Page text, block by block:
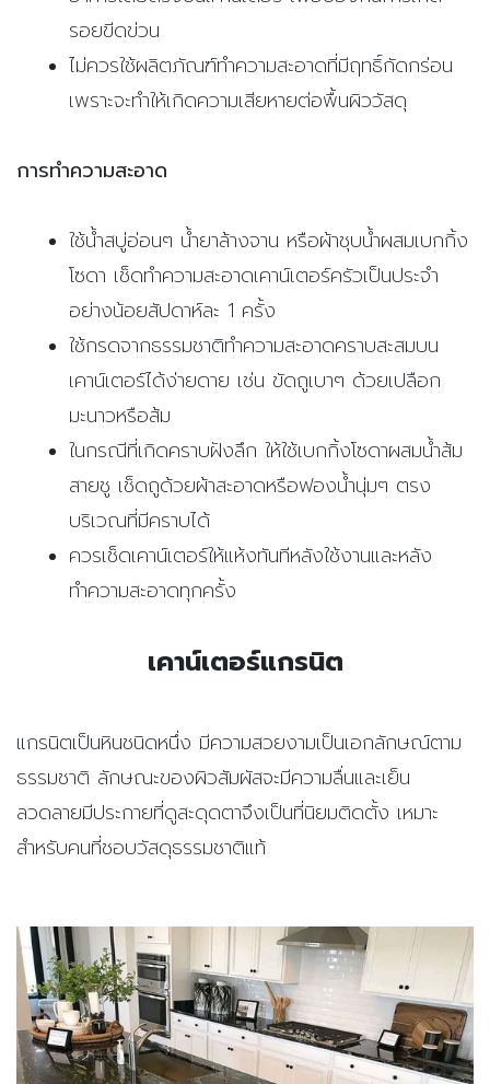
รอยขีดข่วน
ไม่ควรใช้ผลิตภัณฑ์ทำความสะอาดที่มีฤทธิ์กัดกร่อน
เพราะจะทำให้เกิดความเสียหายต่อพื้นผิววัสดุ
การทำความสะอาด
ใช้น้ำสบู่อ่อนๆ น้ำยาล้างจาน หรือผ้าชุบน้ำผสมเบกกิ้ง
โซดา เช็ดทำความสะอาดเคาน์เตอร์ครัวเป็นประจำ
อย่างน้อยสัปดาห์ละ 1 ครั้ง
ใช้กรดจากธรรมชาติทำความสะอาดคราบสะสมบน
เคาน์เตอร์ได้ง่ายดาย เช่น ขัดถูเบาๆ ด้วยเปลือก
มะนาวหรือส้ม
ในกรณีที่เกิดคราบฝังลึก ให้ใช้เบกกิ้งโซดาผสมน้ำส้ม
สายชู เช็ดถูด้วยผ้าสะอาดหรือฟองน้ำนุ่มๆ ตรง
บริเวณที่มีคราบได้
ควรเช็ดเคาน์เตอร์ให้แห้งทันทีหลังใช้งานและหลัง
ทำความสะอาดทุกครั้ง
เคาน์เตอร์แกรนิต
แกรนิตเป็นหินชนิดหนึ่ง มีความสวยงามเป็นเอกลักษณ์ตาม
ธรรมชาติ ลักษณะของผิวสัมผัสจะมีความลื่นและเย็น
ลวดลายมีประกายที่ดูสะดุดตาจึงเป็นที่นิยมติดตั้ง เหมาะ
สำหรับคนที่ชอบวัสดุธรรมชาติแท้